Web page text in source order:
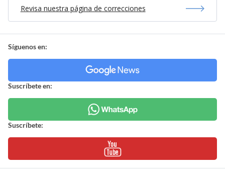
Revisa nuestra página de correcciones
Síguenos en:
Suscríbete en:
Suscríbete: